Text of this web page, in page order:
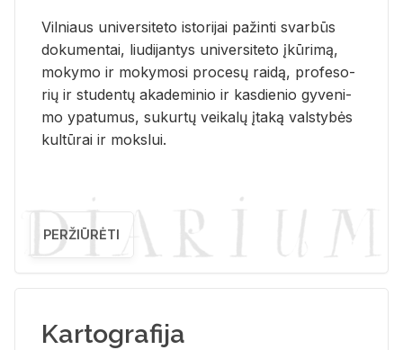
Vil­niaus uni­ver­si­te­to is­to­ri­jai pa­žin­ti svar­būs
do­ku­men­tai, liu­di­jan­tys uni­ver­si­te­to įkū­ri­mą,
mo­ky­mo ir mo­ky­mo­si pro­ce­sų rai­dą, pro­fe­so­
rių ir stu­den­tų aka­de­mi­nio ir kas­die­nio gy­ve­ni­
mo ypa­tu­mus, su­kur­tų vei­ka­lų įta­ką vals­ty­bės
kul­tū­rai ir moks­lui.
PERŽIŪRĖTI
Kartografija